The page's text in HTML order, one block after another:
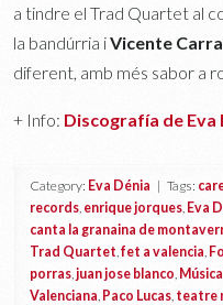
a tindre el Trad Quartet al
la bandúrria iVicente
diferent, amb més sabor a
+ Info: Discografía de Eva
Category: Eva Dénia | Tags:
records enrique jorques Eva
canta la granaina de
Trad Quartet ,fet a valencia
porras ,juan jose blanco
Valenciana Paco Lucas teatre